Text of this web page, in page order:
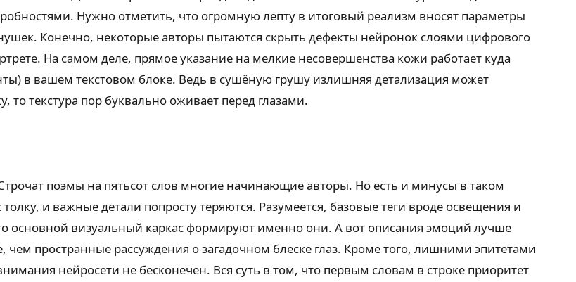
Нужно отметить, что огромную лепту в итоговый реализм вносят параметры
Конечно, некоторые авторы пытаются скрыть дефекты нейронок слоями цифрового
На самом деле, прямое указание на мелкие несовершенства кожи работает куда
в вашем текстовом блоке. Ведь в сушёную грушу излишняя детализация может
текстура пор буквально оживает перед глазами.
поэмы на пятьсот слов многие начинающие авторы. Но есть и минусы в таком
и важные детали попросту теряются. Разумеется, базовые теги вроде освещения и
основной визуальный каркас формируют именно они. А вот описания эмоций лучше
чем пространные рассуждения о загадочном блеске глаз. Кроме того, лишними эпитетами
нейросети не бесконечен. Вся суть в том, что первым словам в строке приоритет